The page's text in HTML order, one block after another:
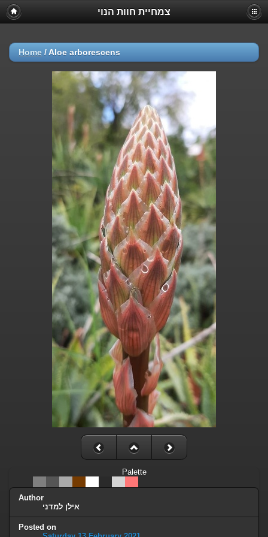
צמחיית חוות הנוי
Home / Aloe arborescens
Palette
Author
אילן למדני
Posted on